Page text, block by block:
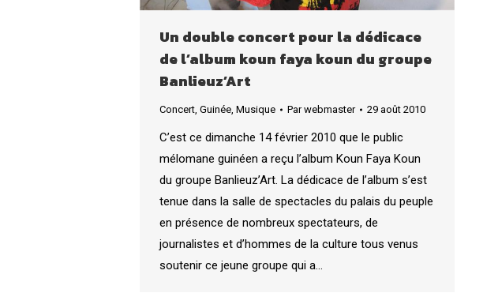
Un double concert pour la dédicace
de l’album koun faya koun du groupe
Banlieuz’Art
Concert Guinée Musique Parwebmaster 29 août 2010
C’est ce dimanche 14 février 2010 que le public
mélomane guinéen a reçu l’album Koun Faya Koun
du groupe Banlieuz’Art. La dédicace de l’album s’est
tenue dans la salle de spectacles du palais du peuple
en présence de nombreux spectateurs, de
journalistes et d’hommes de la culture tous venus
soutenir ce jeune groupe qui a…